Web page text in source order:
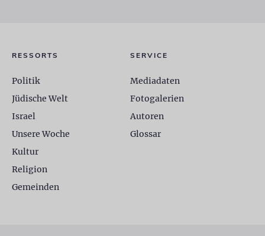
RESSORTS
Politik
Jüdische Welt
Israel
Unsere Woche
Kultur
Religion
Gemeinden
SERVICE
Mediadaten
Fotogalerien
Autoren
Glossar